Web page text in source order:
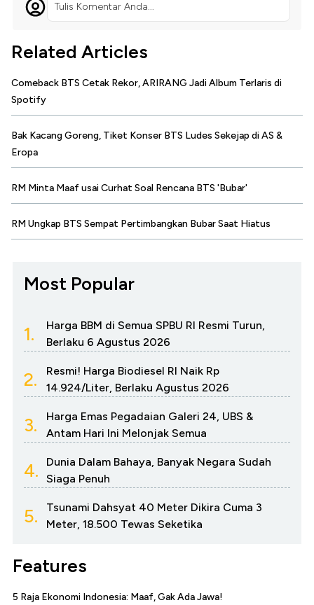
Tulis Komentar Anda...
Related Articles
Comeback BTS Cetak Rekor, ARIRANG Jadi Album Terlaris di
Spotify
Bak Kacang Goreng, Tiket Konser BTS Ludes Sekejap di AS &
Eropa
RM Minta Maaf usai Curhat Soal Rencana BTS 'Bubar'
RM Ungkap BTS Sempat Pertimbangkan Bubar Saat Hiatus
Most Popular
1.
Harga BBM di Semua SPBU RI Resmi Turun,
Berlaku 6 Agustus 2026
2.
Resmi! Harga Biodiesel RI Naik Rp
14.924/Liter, Berlaku Agustus 2026
3.
Harga Emas Pegadaian Galeri 24, UBS &
Antam Hari Ini Melonjak Semua
4.
Dunia Dalam Bahaya, Banyak Negara Sudah
Siaga Penuh
5.
Tsunami Dahsyat 40 Meter Dikira Cuma 3
Meter, 18.500 Tewas Seketika
Features
5 Raja Ekonomi Indonesia: Maaf, Gak Ada Jawa!